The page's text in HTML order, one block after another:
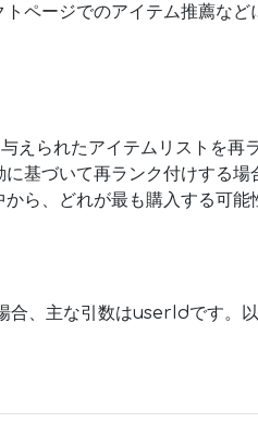
ページでのアイテム推薦など
えられたアイテムリストを再
基づいて再ランク付けする
ら、どれが最も購入する可
、主な引数はuserIdです。